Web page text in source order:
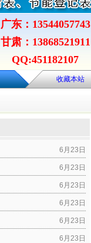
广东：13544057743
甘肃：13868521911
QQ:451182107
收藏本站
6月23日
6月23日
6月23日
6月23日
6月23日
6月23日